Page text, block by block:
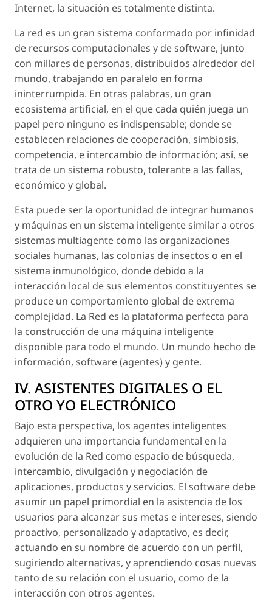
Internet, la situación es totalmente distinta.
La red es un gran sistema conformado por infinidad
de recursos computacionales y de software, junto
con millares de personas, distribuidos alrededor del
mundo, trabajando en paralelo en forma
ininterrumpida. En otras palabras, un gran
ecosistema artificial, en el que cada quién juega un
papel pero ninguno es indispensable; donde se
establecen relaciones de cooperación, simbiosis,
competencia, e intercambio de información; así, se
trata de un sistema robusto, tolerante a las fallas,
económico y global.
Esta puede ser la oportunidad de integrar humanos
y máquinas en un sistema inteligente similar a otros
sistemas multiagente como las organizaciones
sociales humanas, las colonias de insectos o en el
sistema inmunológico, donde debido a la
interacción local de sus elementos constituyentes se
produce un comportamiento global de extrema
complejidad. La Red es la plataforma perfecta para
la construcción de una máquina inteligente
disponible para todo el mundo. Un mundo hecho de
información, software (agentes) y gente.
IV. ASISTENTES DIGITALES O EL
OTRO YO ELECTRÓNICO
Bajo esta perspectiva, los agentes inteligentes
adquieren una importancia fundamental en la
evolución de la Red como espacio de búsqueda,
intercambio, divulgación y negociación de
aplicaciones, productos y servicios. El software debe
asumir un papel primordial en la asistencia de los
usuarios para alcanzar sus metas e intereses, siendo
proactivo, personalizado y adaptativo, es decir,
actuando en su nombre de acuerdo con un perfil,
sugiriendo alternativas, y aprendiendo cosas nuevas
tanto de su relación con el usuario, como de la
interacción con otros agentes.